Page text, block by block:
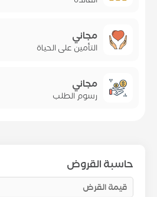
مجاني
التأمين على الحياة
مجاني
رسوم الطلب
حاسبة القروض